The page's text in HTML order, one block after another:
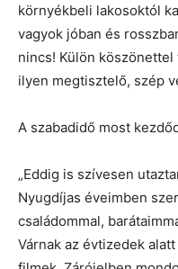
környékbeli lakosoktól
vagyok jóban és
nincs! Külön
ilyen megtisztelő, szép
A szabadidő most
„Eddig is szívesen
Nyugdíjas éveimben
családommal,
Várnak az évtizedek